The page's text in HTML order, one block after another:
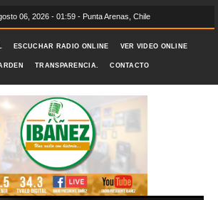
06, 2026 - 01:59 - Punta Arenas, Chile
ESCUCHAR RADIO ONLINE VER VIDEO ONLINE
TRANSPARENCIA. CONTACTO